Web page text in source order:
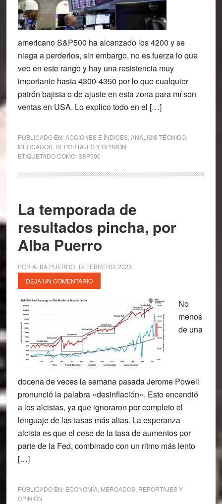
americano S&P500 ha alcanzado los 4200 y se
niega a perderlos, sin embargo, no es fuerza lo que
veo en este rango y hay una resistencia muy
importante hasta 4300-4350 por lo que cualquier
patrón bajista o de ajuste en esta zona para mí son
ventas en USA. Lo explico todo en el […]
PUBLICADO EN:ACCIONES E ÍNDICES, ANÁLISIS TÉCNICO,
MERCADOS, REPORTAJES Y OPINIÓN
ETIQUETADO COMO:S&P500
La temporada de
resultados pincha, por
Alba Puerro
POR ALBA PUERRO. 12 FEBRERO, 2023
DEJA UN COMENTARIO
No
menos
de una
docena de veces la semana pasada Jerome Powell
pronunció la palabra «desinflación». Esto encendió
a los alcistas, ya que ignoraron por completo el
lenguaje de las tasas más altas. La esperanza
alcista es que el cese de la tasa de aumentos por
parte de la Fed, combinado con un ritmo más lento
[…]
PUBLICADO EN: ECONOMÍA, MERCADOS, REPORTAJES Y
OPINIÓN